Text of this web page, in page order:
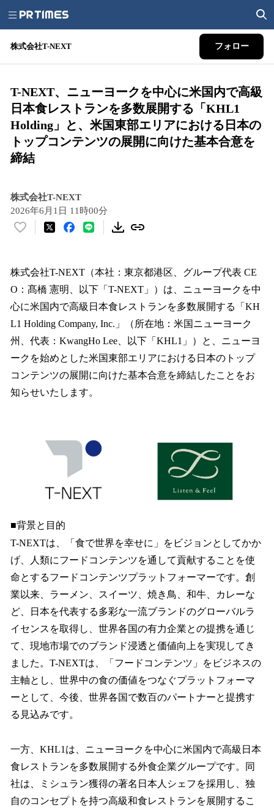
株式会社T-NEXT フォロー
T-NEXT、ニューヨークを中心に米国内で高級
日本食レストランを多数展開する「KHL1
Holding」と、米国東部エリアにおける日本の
トップコンテンツの展開に向けた基本合意を
締結
株式会社T-NEXT
2026年6月1日 11時00分
い
！
数
を
読
み
み
中
で
す
株式会社T-NEXT（本社：東京都港区、グループ代表 CE
O：髙橋 憲明、以下「T-NEXT」）は、ニューヨークを中
心に米国内で高級日本食レストランを多数展開する「KH
L1 Holding Company, Inc.」（所在地：米国ニューヨーク
州、代表：KwangHo Lee、以下「KHL1」）と、ニューヨ
ークを始めとした米国東部エリアにおける日本のトップ
コンテンツの展開に向けた基本合意を締結したことをお
知らせいたします。
■背景と目的
T-NEXTは、「食で世界を幸せに」をビジョンとしてかか
げ、人類にフードコンテンツを通して貢献することを使
命とするフードコンテンツプラットフォーマーです。創
業以来、ラーメン、スイーツ、焼き鳥、和牛、カレーな
ど、日本を代表する多彩な一流ブランドのグローバルラ
イセンスを取得し、世界各国の有力企業との提携を通じ
て、現地市場でのブランド浸透と価値向上を実現してき
ました。T-NEXTは、「フードコンテンツ」をビジネスの
主軸とし、世界中の食の価値をつなぐプラットフォーマ
ーとして、今後、世界各国で数百のパートナーと提携す
る見込みです。
一方、KHL1は、ニューヨークを中心に米国内で高級日本
食レストランを多数展開する外食企業グループです。同
社は、ミシュラン獲得の著名日本人シェフを採用し、独
自のコンセプトを持つ高級和食レストランを展開するこ